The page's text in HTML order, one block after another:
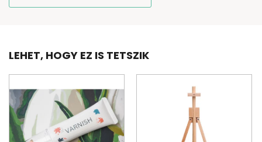
LEHET, HOGY EZ IS TETSZIK